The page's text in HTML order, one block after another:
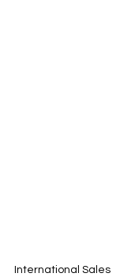
International Sales